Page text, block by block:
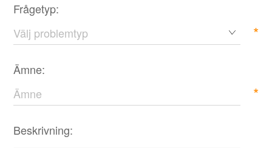
Frågetyp:
*
Ämne:
*
Beskrivning: